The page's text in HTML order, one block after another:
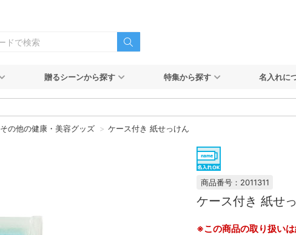
贈るシーンから探す 特集から探す 名入れに
その他の健康・美容グッズ ケース付き 紙せっけん
商品番号：2011311
ケース付き 紙せ
※この商品の取り扱いは